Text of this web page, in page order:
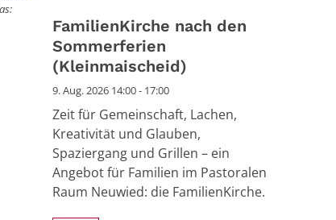
FamilienKirche nach den
Sommerferien
(Kleinmaischeid)
9. Aug. 2026 14:00 - 17:00
Zeit für Gemeinschaft, Lachen,
Kreativität und Glauben,
Spaziergang und Grillen – ein
Angebot für Familien im Pastoralen
Raum Neuwied: die FamilienKirche.